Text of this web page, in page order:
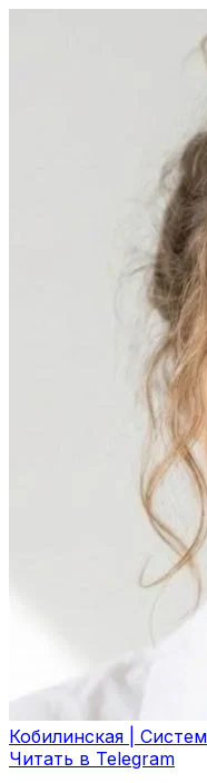
Кобилинская |
Читать в Telegram